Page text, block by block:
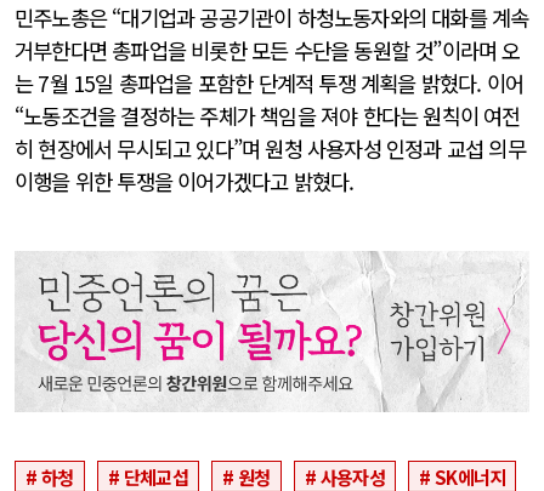
민주노총은 “대기업과 공공기관이 하청노동자와의 대화를 계속
거부한다면 총파업을 비롯한 모든 수단을 동원할 것”이라며 오
는 7월 15일 총파업을 포함한 단계적 투쟁 계획을 밝혔다. 이어
“노동조건을 결정하는 주체가 책임을 져야 한다는 원칙이 여전
히 현장에서 무시되고 있다”며 원청 사용자성 인정과 교섭 의무
이행을 위한 투쟁을 이어가겠다고 밝혔다.
하청 단체교섭 원청 사용자성
SK에너지